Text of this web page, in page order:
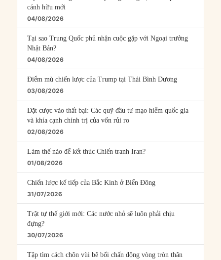
cánh hữu mới
04/08/2026
Tại sao Trung Quốc phủ nhận cuộc gặp với Ngoại trưởng
Nhật Bản?
04/08/2026
Điểm mù chiến lược của Trump tại Thái Bình Dương
03/08/2026
Đặt cược vào thất bại: Các quỹ đầu tư mạo hiểm quốc gia
và khía cạnh chính trị của vốn rủi ro
02/08/2026
Làm thế nào để kết thúc Chiến tranh Iran?
01/08/2026
Chiến lược kế tiếp của Bắc Kinh ở Biển Đông
31/07/2026
Trật tự thế giới mới: Các nước nhỏ sẽ luôn phải chịu
đựng?
30/07/2026
Tập tìm cách chôn vùi bê bối chấn động vòng tròn thân